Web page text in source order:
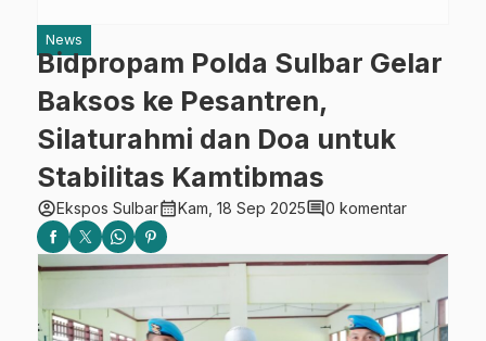
News
Bidpropam Polda Sulbar Gelar
Baksos ke Pesantren,
Silaturahmi dan Doa untuk
Stabilitas Kamtibmas
account_circleEkspos Sulbarcalendar_monthKam, 18 Sep 2025comment0 komentar